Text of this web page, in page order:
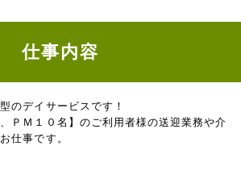
仕事内容
のデイサービスです！
ＰＭ１０名】のご利用者様の送迎業務や介
仕事です。